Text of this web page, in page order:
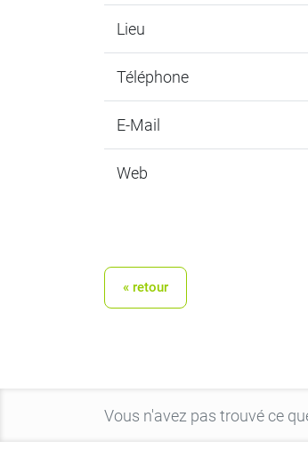
Lieu
Téléphone
E-Mail
Web
« retour